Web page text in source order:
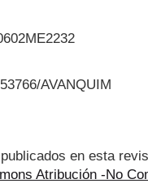
AVANQUIM
en esta
Atribución -No